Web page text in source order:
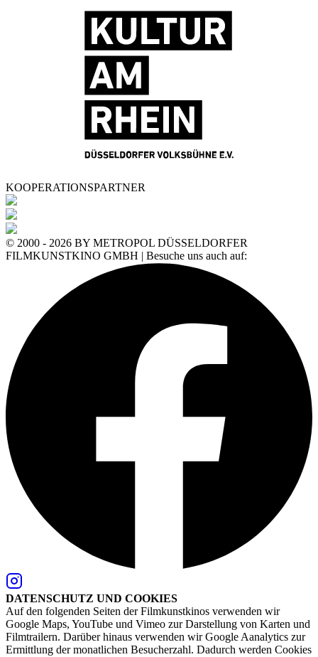
KOOPERATIONSPARTNER
© 2000 - 2026 BY METROPOL DÜSSELDORFER
FILMKUNSTKINO GMBH | Besuche uns auch auf:
DATENSCHUTZ UND COOKIES
Auf den folgenden Seiten der Filmkunstkinos verwenden wir
Google Maps, YouTube und Vimeo zur Darstellung von Karten und
Filmtrailern. Darüber hinaus verwenden wir Google Aanalytics zur
Ermittlung der monatlichen Besucherzahl. Dadurch werden Cookies